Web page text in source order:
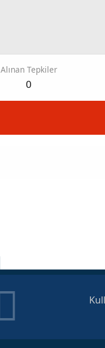
Alınan Tepkiler
0